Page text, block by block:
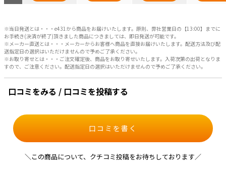
※当日発送とは・・・e431から商品をお届けいたします。原則、弊社営業日の【13:00】までに
お手続き(決済が終了)頂きました商品につきましては、即日発送が可能です。
※メーカー直送とは・・・メーカーからお客様へ商品を直接お届けいたします。配送方法及び配
送指定日の選択はいただけませんので予めご了承ください。
※お取り寄せとは・・・ご注文確定後、商品をお取り寄せいたします。入荷次第の出荷となりま
すので、ご注意ください。配送指定日の選択はいただけませんので予めご了承ください。
口コミをみる / 口コミを投稿する
口コミを書く
＼この商品について、クチコミ投稿をお待ちしております／